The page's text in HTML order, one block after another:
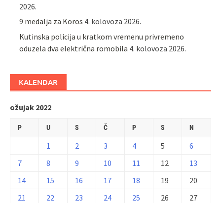
2026.
9 medalja za Koros 4. kolovoza 2026.
Kutinska policija u kratkom vremenu privremeno
oduzela dva električna romobila 4. kolovoza 2026.
KALENDAR
ožujak 2022
P U S Č P S N
1 2 3 4 5
6
7
8 9 10 11 12
13
14
15 16 17 18 19
20
21
22 23 24 25 26
27